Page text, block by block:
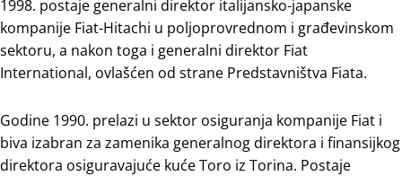
1998. postaje generalni direktor italijansko-japanske
kompanije Fiat-Hitachi u poljoprovrednom i građevinskom
sektoru, a nakon toga i generalni direktor Fiat
International, ovlašćen od strane Predstavništva Fiata.
Godine 1990. prelazi u sektor osiguranja kompanije Fiat i
biva izabran za zamenika generalnog direktora i finansijkog
direktora osiguravajuće kuće Toro iz Torina. Postaje